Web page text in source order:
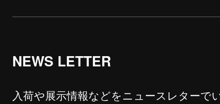
NEWS LETTER
入荷や展示情報などをニュースレターで